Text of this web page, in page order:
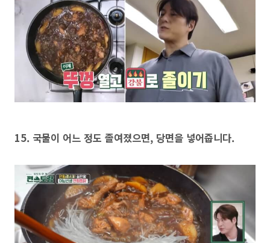
15. 국물이 어느 정도 졸여졌으면, 당면을 넣어줍니다.